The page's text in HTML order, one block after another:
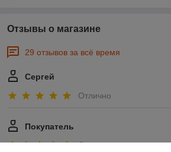
Отзывы о магазине
29 отзывов за всё время
Сергей
Отлично
Покупатель
Отлично